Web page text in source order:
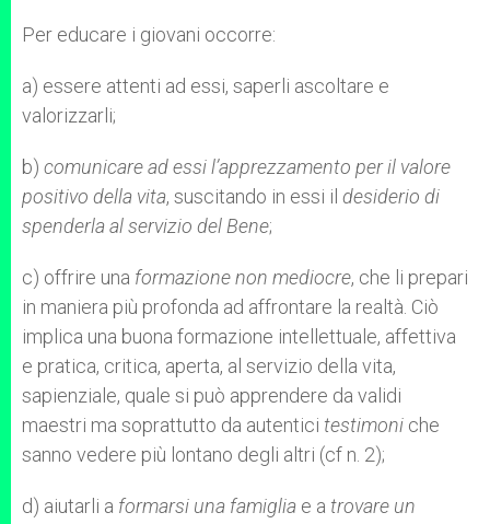
Per educare i giovani occorre:
a) essere attenti ad essi, saperli ascoltare e
valorizzarli;
b) comunicare ad essi l’apprezzamento per il valore
positivo della vita, suscitando in essi il desiderio di
spenderla al servizio del Bene;
c) offrire una formazione non mediocre, che li prepari
in maniera più profonda ad affrontare la realtà. Ciò
implica una buona formazione intellettuale, affettiva
e pratica, critica, aperta, al servizio della vita,
sapienziale, quale si può apprendere da validi
maestri ma soprattutto da autentici testimoni che
sanno vedere più lontano degli altri (cf n. 2);
d) aiutarli a formarsi una famiglia e a trovare un